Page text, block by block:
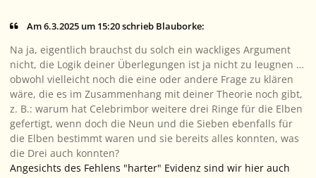
Am 6.3.2025 um 15:20 schrieb Blauborke:
Na ja, eigentlich brauchst du solch ein wackliges Argument
nicht, die Logik deiner Überlegungen ist ja nicht zu leugnen …
obwohl vielleicht noch die eine oder andere Frage zu klären
wäre, die es im Zusammenhang mit deiner Theorie noch gibt,
z. B.: warum hat Celebrimbor weitere drei Ringe für die Elben
gefertigt, wenn doch die Neun und die Sieben ebenfalls für
die Elben bestimmt waren und sie bereits alles konnten, was
die Drei auch konnten?
Angesichts des Fehlens "harter" Evidenz sind wir hier auch